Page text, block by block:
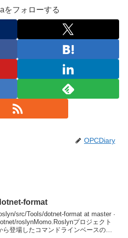
をフォローする
OPCDiary
format
src/Tools/dotnet-format at master ·
roslynMomo.Roslynプロジェクト
ら登場したコマンドラインベースのソ